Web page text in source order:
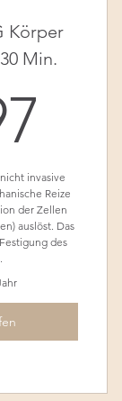
Körper
Min.
invasive
Reize
der Zellen
auslöst. Das
des